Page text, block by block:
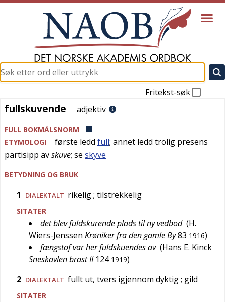
Fritekst-søk
fullskuvende
fullskuvende adjektiv
FULL BOKMÅLSNORM
ETYMOLOGI
første ledd full; annet ledd trolig presens
partisipp avskuve; se skyve
BETYDNING OG BRUK
1 DIALEKTALT rikelig; tilstrekkelig
SITATER
det blev fuldskurende plads til ny vedbod (H.
Wiers-Jenssen Krøniker fra den gamle By83 1916)
fængstof var her fuldskuendes av (Hans E. Kinck
Sneskavlen brast II 124 1919)
2 DIALEKTALT fullt ut, tvers igjennom dyktig; gild
SITATER